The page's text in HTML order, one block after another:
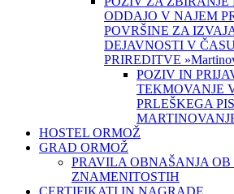
ODDAJO V NAJEM
POVRŠINE ZA
DEJAVNOSTI V
PRIREDITVE
POZIV IN
TEKMOVANJE
PRLEŠKEGA
HOSTEL ORMOŽ
GRAD ORMOŽ
PRAVILA OBNAŠANJA
ZNAMENITOSTIH
CERTIFIKATI IN NAGRADE